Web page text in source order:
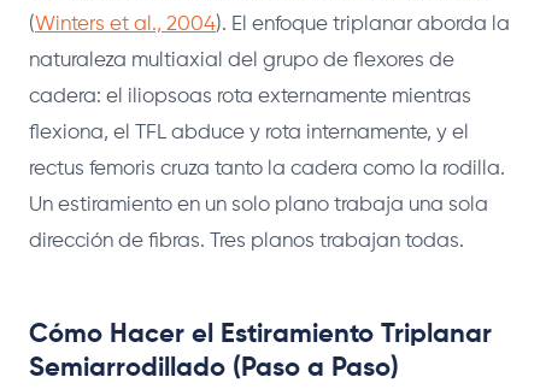
(Winters et al., 2004). El enfoque triplanar aborda la
naturaleza multiaxial del grupo de flexores de
cadera: el iliopsoas rota externamente mientras
flexiona, el TFL abduce y rota internamente, y el
rectus femoris cruza tanto la cadera como la rodilla.
Un estiramiento en un solo plano trabaja una sola
dirección de fibras. Tres planos trabajan todas.
Cómo Hacer el Estiramiento Triplanar
Semiarrodillado (Paso a Paso)